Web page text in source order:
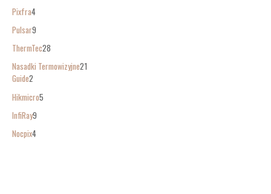
Pixfra4
Pulsar9
ThermTec28
Nasadki Termowizyjne21
Guide2
Hikmicro5
InfiRay9
Nocpix4